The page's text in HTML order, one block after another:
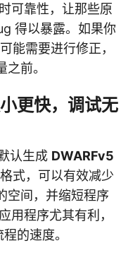
可靠性，让那些原
得以暴露。如果你
能需要进行修正，
前。
更快，调试无
认生成 DWARFv5
式，可以有效减少
空间，并缩短程序
用程序尤其有利，
的速度。